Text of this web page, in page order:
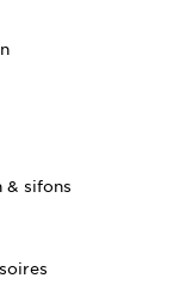
& sifons